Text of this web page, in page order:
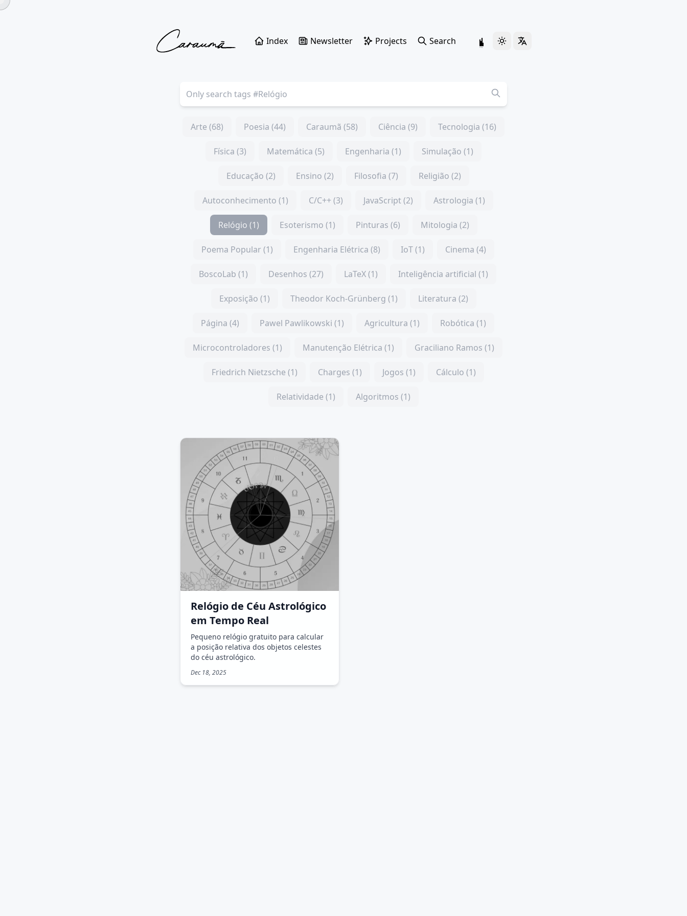
Index Newsletter Projects Search
Arte (68) Poesia (44) Caraumã (58) Ciência (9) Tecnologia (16)
Física (3) Matemática (5) Engenharia (1) Simulação (1)
Educação (2) Ensino (2) Filosofia (7) Religião (2)
Autoconhecimento (1) C/C++ (3) JavaScript (2) Astrologia (1)
Relógio (1) Esoterismo (1) Pinturas (6) Mitologia (2)
Poema Popular (1) Engenharia Elétrica (8) IoT (1) Cinema (4)
BoscoLab (1) Desenhos (27) LaTeX (1) Inteligência artificial (1)
Exposição (1) Theodor Koch-Grünberg (1) Literatura (2)
Página (4) Pawel Pawlikowski (1) Agricultura (1) Robótica (1)
Microcontroladores (1) Manutenção Elétrica (1) Graciliano Ramos (1)
Friedrich Nietzsche (1) Charges (1) Jogos (1) Cálculo (1)
Relatividade (1) Algoritmos (1)
Relógio de Céu Astrológico
em Tempo Real
Pequeno relógio gratuito para calcular
a posição relativa dos objetos celestes
do céu astrológico.
Dec 18, 2025